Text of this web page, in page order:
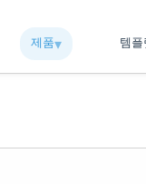
제품▾︎ 템